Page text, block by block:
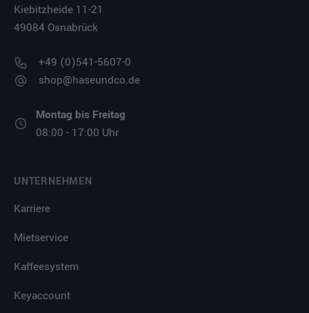
Kiebitzheide 11-21
49084 Osnabrück
+49 (0)541-5607-0
shop@haseundco.de
Montag bis Freitag
08:00 - 17:00 Uhr
UNTERNEHMEN
Karriere
Mietservice
Kaffeesystem
Keyaccount